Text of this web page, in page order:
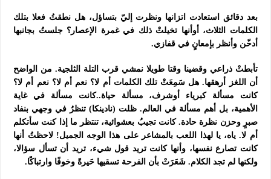
بعد دقائق استعادت اتزانها ونظرت إليّ بتساؤل، هل نطقتُ فعلا بتلك
الكلمات الثلاث، أوأنها تخيلتْ ذلك في غمرة الإعصار؟ جلستُ بجانبها
أدخّن وأنظر بإمعانٍ في قفازي.
تأبطتْ ذراعي وقضينا وقتا طويلا نمشي قرب التلة الثلجية. من الواضح
أن اللغز أرهقها. هل سَمِعَتْ تلك الكلمات أم لا؟ نعم أم لا؟ نعم أم لا؟
كانت مسألة كبرياء أوشرف، مسألة حياة..كانت مسألة في غاية
الأهمية، بل أهم مسألة في العالم. ظلت (نادينكا) تنظرُ في وجهي بنفاد
صبرٍ وحزن نظرة حادة. كانت تجيبُ بعشوائية، تنتظر ما إذا كنت سأتكلم
أم لا. ياه، يا لهذا اللعب بالمشاعر على هذا الوجه الجميل! لاحظتُ أنها
كانت تصارع نفسها، وأنها كانت تريد قول شيء، تريد أن تسأل سؤالا،
ولكنها لم تجد الكلام. شَعَرَتْ بأن الفرحة تسقيها حَيرةً وخوفًا وارتباكًا.